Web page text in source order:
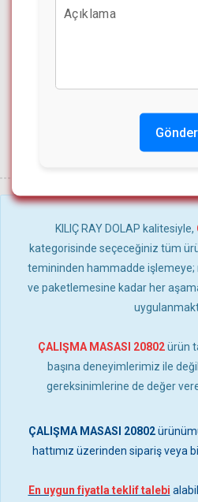
Gönder
KILIÇ RAY DOLAP kalitesiyle,
kategorisinde seçeceğiniz tüm
temininden hammadde işlemeye;
ve paketlemesine kadar her
ÇALIŞMA MASASI 20802ürün
başına deneyimlerimiz ile
gereksinimlerine de değer
ÇALIŞMA MASASI 20802
hattımız üzerinden sipariş veya
En uygun fiyatla teklif talebi